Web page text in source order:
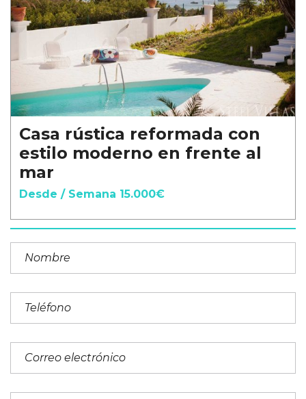
Casa rústica reformada con
estilo moderno en frente al
mar
Desde / Semana 15.000€